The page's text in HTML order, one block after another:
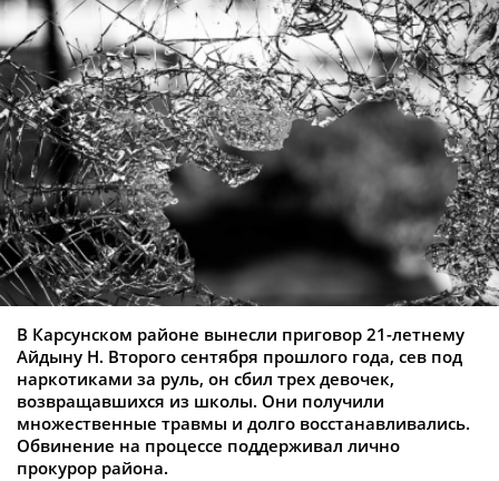
В Карсунском районе вынесли приговор 21-летнему
Айдыну Н. Второго сентября прошлого года, сев под
наркотиками за руль, он сбил трех девочек,
возвращавшихся из школы. Они получили
множественные травмы и долго восстанавливались.
Обвинение на процессе поддерживал лично
прокурор района.